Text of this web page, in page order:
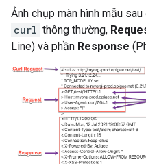
Ảnh chụp màn hình mẫu
curl thông thường,
Line) và phần Response